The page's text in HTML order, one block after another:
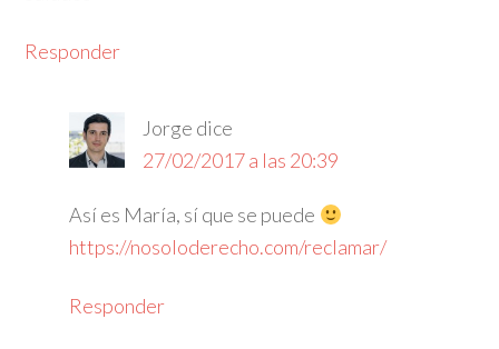
Responder
Jorge dice
27/02/2017 a las 20:39
Así es María, sí que se puede
https://nosoloderecho.com/reclamar/
Responder